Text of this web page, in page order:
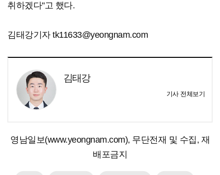
취하겠다"고 했다.
김태강기자 tk11633@yeongnam.com
김태강
기사 전체보기
영남일보(www.yeongnam.com), 무단전재 및 수집, 재
배포금지